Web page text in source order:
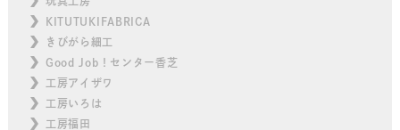
KITUTUKIFABRICA
きびがら細工
Good Job！センター香芝
工房アイザワ
工房いろは
工房福田